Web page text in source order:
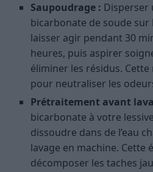
Saupoudrage : Disperser
bicarbonate de soude sur
laisser agir pendant 30
heures, puis aspirer
éliminer les résidus.
pour neutraliser les
Prétraitement avant
bicarbonate à votre
dissoudre dans de l’eau
lavage en machine. Cette
décomposer les taches